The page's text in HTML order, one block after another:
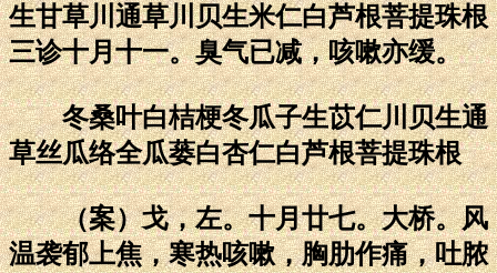
生甘草川通草川贝生米仁白芦根菩提珠根
三诊十月十一。臭气已减，咳嗽亦缓。
冬桑叶白桔梗冬瓜子生苡仁川贝生通
草丝瓜络全瓜蒌白杏仁白芦根菩提珠根
（案）戈，左。十月廿七。大桥。风
温袭郁上焦，寒热咳嗽，胸肋作痛，吐脓